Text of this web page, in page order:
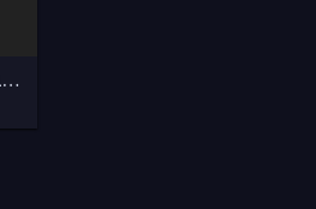
Yangi O'zbek kinolar 2010-2011-2012-2013-2014-2015-2016-2017-2018-2019-2020-2021-2022-2023-2024-2025 O'zbek tilida Uzbek tarjima Full HD